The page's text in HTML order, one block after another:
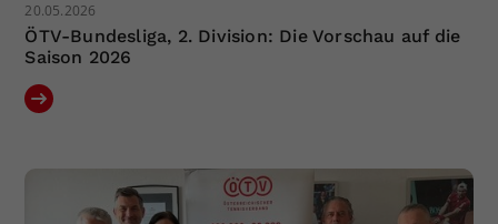
20.05.2026
ÖTV-Bundesliga, 2. Division: Die Vorschau auf die
Saison 2026